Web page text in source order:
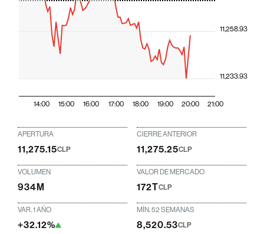
14:00 15:00 16:00 17:00 18:00 19:00 20:00 21:00
11,233.93
11,258.93
APERTURA
11,275.15CLP
CIERRE ANTERIOR
11,275.25CLP
VOLUMEN
934M
VALOR DE MERCADO
172TCLP
VAR. 1 AÑO
+32.12%
MÍN. 52 SEMANAS
8,520.53CLP